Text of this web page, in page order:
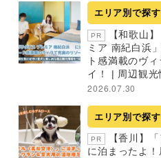
エリア別で探す
PR
【和歌山
ミア 南紀白浜
ト感満載のヴ
イ！ | 周辺観光
2026.07.30
エリア別で探す
PR
【香川】
に泊まったよ